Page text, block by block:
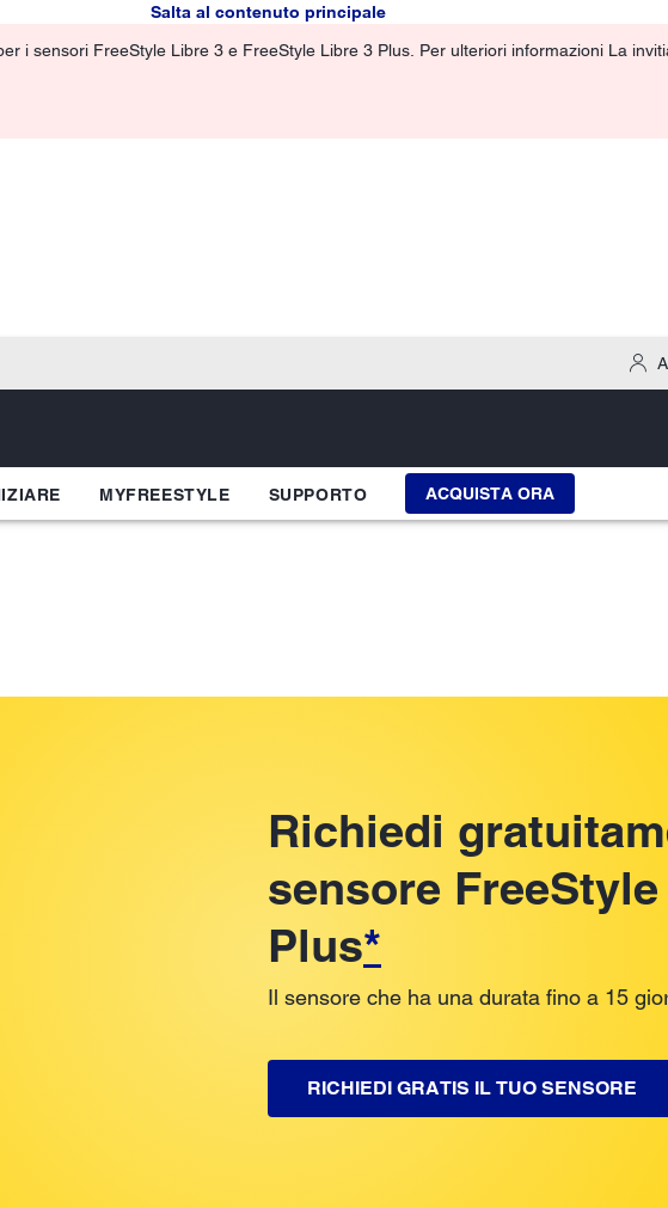
Salta al contenuto principale
i sensori FreeStyle Libre 3 e FreeStyle Libre 3 Plus. Per ulteriori informazioni La
MYFREESTYLE SUPPORTO ACQUISTA ORA
Richiedi
sensore
Plus*
Il sensore che ha una durata fino a 15
RICHIEDI GRATIS IL TUO SENSORE